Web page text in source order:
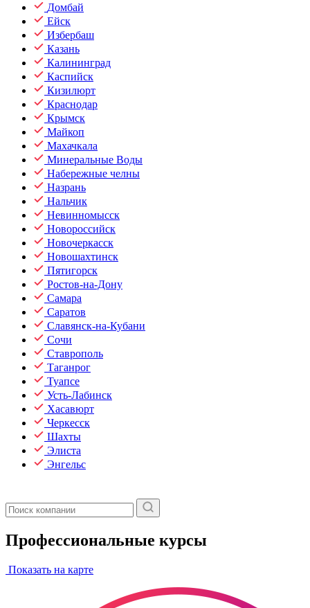
Домбай
Ейск
Избербаш
Казань
Калининград
Каспийск
Кизилюрт
Краснодар
Крымск
Майкоп
Махачкала
Минеральные Воды
Набережные челны
Назрань
Нальчик
Невинномысск
Новороссийск
Новочеркасск
Новошахтинск
Пятигорск
Ростов-на-Дону
Самара
Саратов
Славянск-на-Кубани
Сочи
Ставрополь
Таганрог
Туапсе
Усть-Лабинск
Хасавюрт
Черкесск
Шахты
Элиста
Энгельс
Профессиональные курсы
Показать на карте